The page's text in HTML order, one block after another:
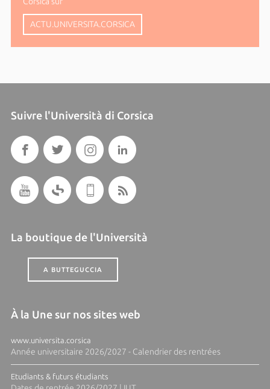
ACTU.UNIVERSITA.CORSICA
Suivre l'Università di Corsica
La boutique de l'Università
A BUTTEGUCCIA
À la Une sur nos sites web
www.universita.corsica
Année universitaire 2026/2027 - Calendrier des rentrées
Etudiants & futurs étudiants